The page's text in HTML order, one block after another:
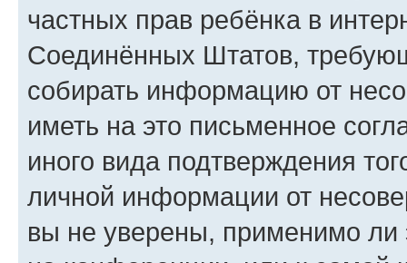
частных прав ребёнка в
Соединённых Штатов,
собирать информацию от
иметь на это письменное
иного вида подтверждения
личной информации от
вы не уверены, применимо ли